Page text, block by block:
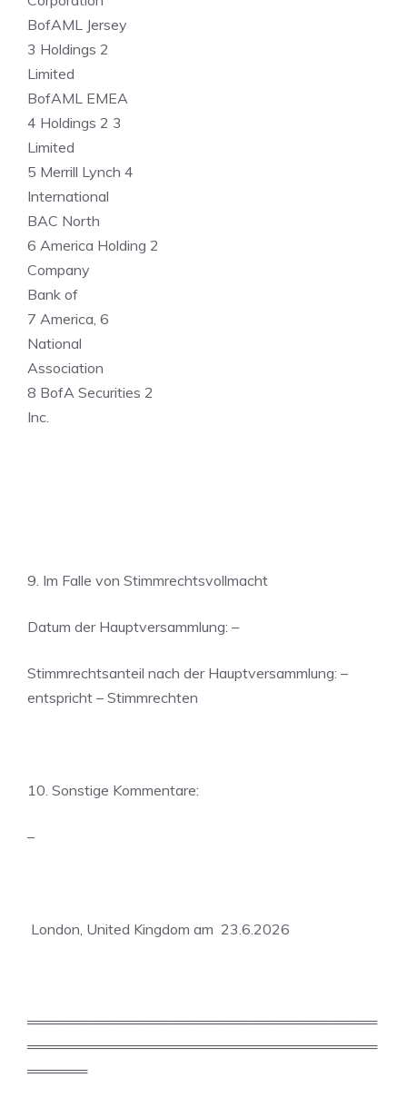
BofAML Jersey
3 Holdings 2
Limited
BofAML EMEA
4 Holdings 2 3
Limited
5 Merrill Lynch 4
International
BAC North
6 America Holding 2
Company
Bank of
7 America, 6
National
Association
8 BofA Securities 2
Inc.
9. Im Falle von Stimmrechtsvollmacht
Datum der Hauptversammlung: –
Stimmrechtsanteil nach der Hauptversammlung: –
entspricht – Stimmrechten
10. Sonstige Kommentare:
–
London, United Kingdom am 23.6.2026
═══════════════════════════════════
═══════════════════════════════════
══════